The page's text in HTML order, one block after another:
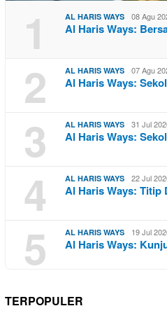
1 AL HARIS WAYS 08 Agu
Al Haris Ways:
2 AL HARIS WAYS 07 Agu
Al Haris Ways:
3 AL HARIS WAYS 31 Jul
Al Haris Ways:
4 AL HARIS WAYS 22 Jul
Al Haris Ways: Titip
5 AL HARIS WAYS 19 Jul
Al Haris Ways:
TERPOPULER